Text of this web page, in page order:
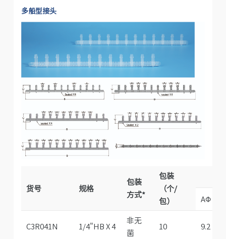
多船型接头
货号 规格
包装
方式*
包装
（个/
包）
AΦ
C3R041N 1/4"HB X 4
非无
菌
10 9.2